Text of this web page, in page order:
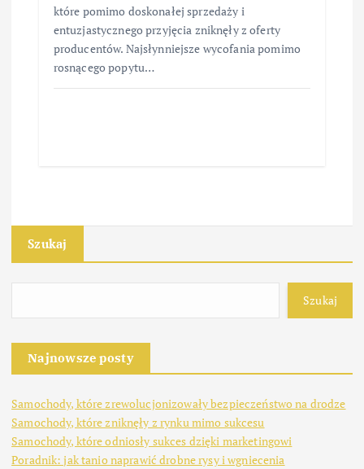
które pomimo doskonałej sprzedaży i
entuzjastycznego przyjęcia zniknęły z oferty
producentów. Najsłynniejsze wycofania pomimo
rosnącego popytu…
Szukaj
Szukaj
Najnowsze posty
Samochody, które zrewolucjonizowały bezpieczeństwo na drodze
Samochody, które zniknęły z rynku mimo sukcesu
Samochody, które odniosły sukces dzięki marketingowi
Poradnik: jak tanio naprawić drobne rysy i wgniecenia